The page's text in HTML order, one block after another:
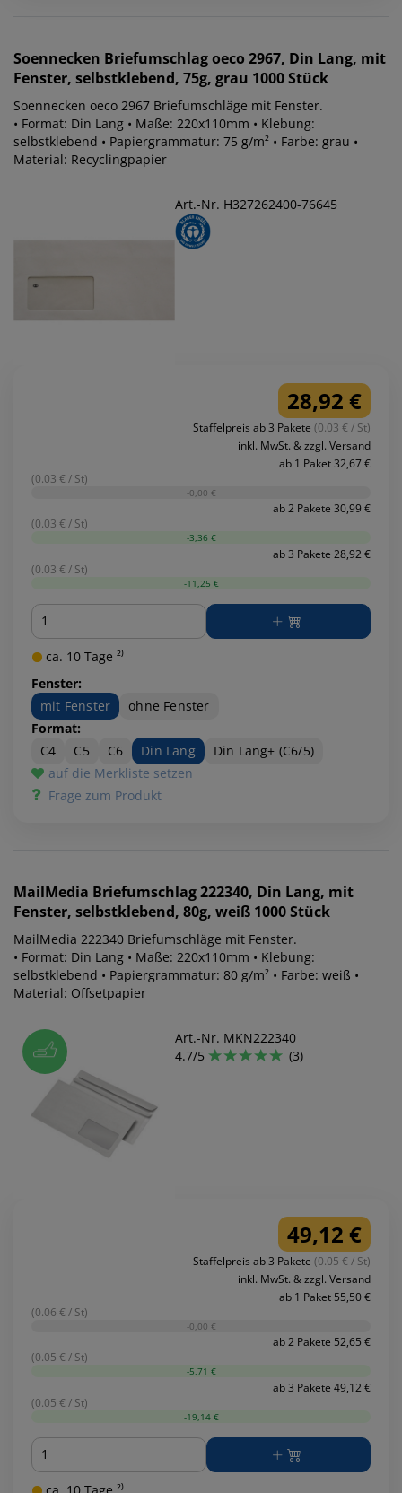
Soennecken Briefumschlag oeco 2967, Din Lang, mit
Fenster, selbstklebend, 75g, grau 1000 Stück
Soennecken oeco 2967 Briefumschläge mit Fenster.
• Format: Din Lang • Maße: 220x110mm • Klebung:
selbstklebend • Papiergrammatur: 75 g/m² • Farbe: grau •
Material: Recyclingpapier
Art.-Nr. H327262400-76645
28,92 €
Staffelpreis ab 3 Pakete (0.03 € / St)
inkl. MwSt. & zzgl. Versand
ab 1 Paket 32,67 €
(0.03 € / St)
-0,00 €
ab 2 Pakete 30,99 €
(0.03 € / St)
-3,36 €
ab 3 Pakete 28,92 €
(0.03 € / St)
-11,25 €
Menge
ca. 10 Tage ²⁾
Fenster:
mit Fenster
ohne Fenster
Format:
C4
C5 C6 Din Lang
Din Lang+ (C6/5)
auf die Merkliste setzen
Frage zum Produkt
MailMedia Briefumschlag 222340, Din Lang, mit
Fenster, selbstklebend, 80g, weiß 1000 Stück
MailMedia 222340 Briefumschläge mit Fenster.
• Format: Din Lang • Maße: 220x110mm • Klebung:
selbstklebend • Papiergrammatur: 80 g/m² • Farbe: weiß •
Material: Offsetpapier
Art.-Nr. MKN222340
4.7/5
(3)
49,12 €
Staffelpreis ab 3 Pakete (0.05 € / St)
inkl. MwSt. & zzgl. Versand
ab 1 Paket 55,50 €
(0.06 € / St)
-0,00 €
ab 2 Pakete 52,65 €
(0.05 € / St)
-5,71 €
ab 3 Pakete 49,12 €
(0.05 € / St)
-19,14 €
Menge